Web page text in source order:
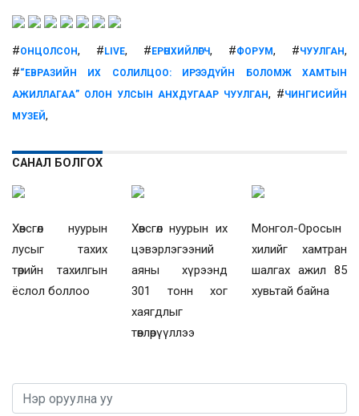
#ОНЦОЛСОН, # LIVE, # ЕРӨНХИЙЛӨГЧ, #ФОРУМ, #ЧУУЛГАН,
#“ЕВРАЗИЙН ИХ СОЛИЛЦОО: ИРЭЭДҮЙН БОЛОМЖ ХАМТЫН
АЖИЛЛАГАА” ОЛОН УЛСЫН АНХДУГААР ЧУУЛГАН, #ЧИНГИСИЙН
МУЗЕЙ,
САНАЛ БОЛГОХ
Хөвсгөл нуурын
лусыг тахих
төрийн тахилгын
ёслол боллоо
Хөвсгөл нуурын их
цэвэрлэгээний
аяны хүрээнд
301 тонн хог
хаягдлыг
төвлөрүүллээ
Монгол-Оросын
хилийг хамтран
шалгах ажил 85
хувьтай байна